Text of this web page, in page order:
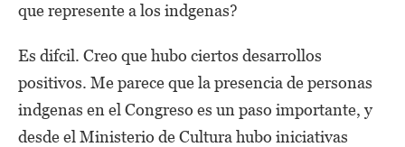
que represente a los indgenas?
Es difcil. Creo que hubo ciertos desarrollos
positivos. Me parece que la presencia de personas
indgenas en el Congreso es un paso importante, y
desde el Ministerio de Cultura hubo iniciativas